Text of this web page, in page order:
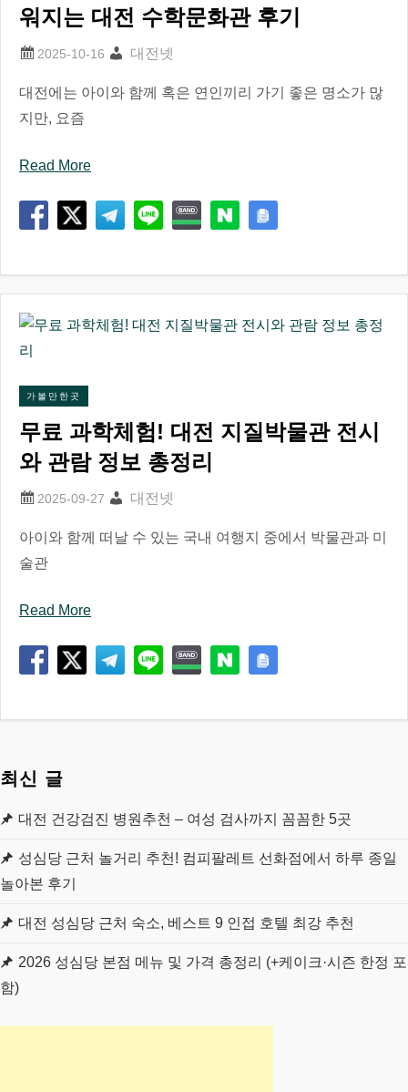
워지는 대전 수학문화관 후기
대전넷
대전에는 아이와 함께 혹은 연인끼리 가기 좋은 명소가 많
지만, 요즘
Read More
가볼만한곳
무료 과학체험! 대전 지질박물관 전시
와 관람 정보 총정리
대전넷
아이와 함께 떠날 수 있는 국내 여행지 중에서 박물관과 미
술관
Read More
최신 글
대전 건강검진 병원추천 – 여성 검사까지 꼼꼼한 5곳
성심당 근처 놀거리 추천! 컴피팔레트 선화점에서 하루 종일
놀아본 후기
대전 성심당 근처 숙소, 베스트 9 인접 호텔 최강 추천
2026 성심당 본점 메뉴 및 가격 총정리 (+케이크·시즌 한정 포
함)